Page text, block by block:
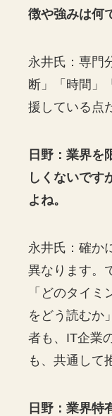
徴や強みは何
永井氏：専門
断」「時間」
援している点
日野：業界を
しくないです
よね。
永井氏：確か
異なります。
「どのタイ
をどう読むか
者も、IT企業
も、共通して
日野：業界特